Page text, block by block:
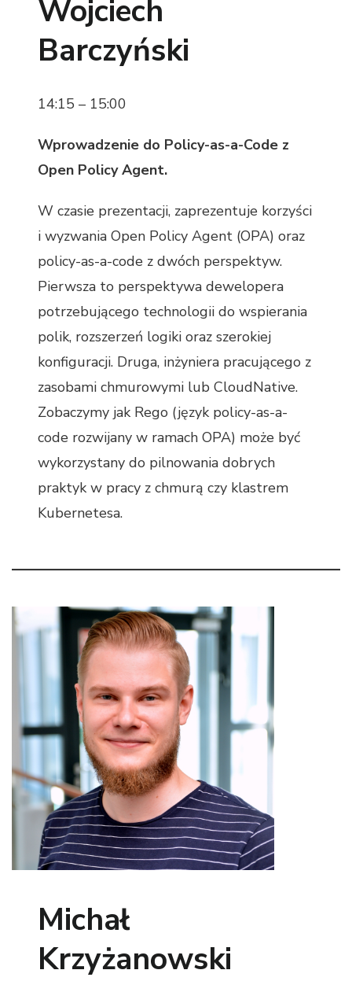
Wojciech
Barczyński
14:15 – 15:00
Wprowadzenie do Policy-as-a-Code z
Open Policy Agent.
W czasie prezentacji, zaprezentuje korzyści
i wyzwania Open Policy Agent (OPA) oraz
policy-as-a-code z dwóch perspektyw.
Pierwsza to perspektywa dewelopera
potrzebującego technologii do wspierania
polik, rozszerzeń logiki oraz szerokiej
konfiguracji. Druga, inżyniera pracującego z
zasobami chmurowymi lub CloudNative.
Zobaczymy jak Rego (język policy-as-a-
code rozwijany w ramach OPA) może być
wykorzystany do pilnowania dobrych
praktyk w pracy z chmurą czy klastrem
Kubernetesa.
Michał
Krzyżanowski